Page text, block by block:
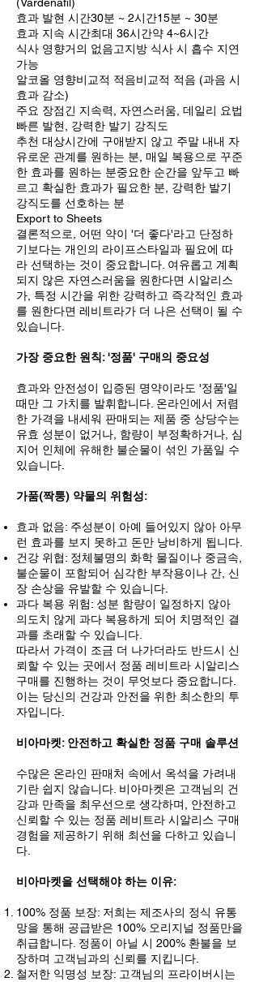
효과 발현 시간30분 ~ 2시간15분 ~ 30분
효과 지속 시간최대 36시간약 4~6시간
식사 영향거의 없음고지방 식사 시 흡수 지연
가능
알코올 영향비교적 적음비교적 적음 (과음 시
효과 감소)
주요 장점긴 지속력, 자연스러움, 데일리 요법
빠른 발현, 강력한 발기 강직도
추천 대상시간에 구애받지 않고 주말 내내 자
유로운 관계를 원하는 분, 매일 복용으로 꾸준
한 효과를 원하는 분중요한 순간을 앞두고 빠
르고 확실한 효과가 필요한 분, 강력한 발기
강직도를 선호하는 분
Export to Sheets
결론적으로, 어떤 약이 '더 좋다'라고 단정하
기보다는 개인의 라이프스타일과 필요에 따
라 선택하는 것이 중요합니다. 여유롭고 계획
되지 않은 자연스러움을 원한다면 시알리스
가, 특정 시간을 위한 강력하고 즉각적인 효과
를 원한다면 레비트라가 더 나은 선택이 될 수
있습니다.
가장 중요한 원칙: '정품' 구매의 중요성
효과와 안전성이 입증된 명약이라도 '정품'일
때만 그 가치를 발휘합니다. 온라인에서 저렴
한 가격을 내세워 판매되는 제품 중 상당수는
유효 성분이 없거나, 함량이 부정확하거나, 심
지어 인체에 유해한 불순물이 섞인 가품일 수
있습니다.
가품(짝퉁) 약물의 위험성:
효과 없음: 주성분이 아예 들어있지 않아 아무
런 효과를 보지 못하고 돈만 낭비하게 됩니다.
건강 위협: 정체불명의 화학 물질이나 중금속,
불순물이 포함되어 심각한 부작용이나 간, 신
장 손상을 유발할 수 있습니다.
과다 복용 위험: 성분 함량이 일정하지 않아
의도치 않게 과다 복용하게 되어 치명적인 결
과를 초래할 수 있습니다.
따라서 가격이 조금 더 나가더라도 반드시 신
뢰할 수 있는 곳에서 정품 레비트라 시알리스
구매를 진행하는 것이 무엇보다 중요합니다.
이는 당신의 건강과 안전을 위한 최소한의 투
자입니다.
비아마켓: 안전하고 확실한 정품 구매 솔루션
수많은 온라인 판매처 속에서 옥석을 가려내
기란 쉽지 않습니다. 비아마켓은 고객님의 건
강과 만족을 최우선으로 생각하며, 안전하고
신뢰할 수 있는 정품 레비트라 시알리스 구매
경험을 제공하기 위해 최선을 다하고 있습니
다.
비아마켓을 선택해야 하는 이유:
100% 정품 보장: 저희는 제조사의 정식 유통
망을 통해 공급받은 100% 오리지널 정품만을
취급합니다. 정품이 아닐 시 200% 환불을 보
장하며 고객님과의 신뢰를 지킵니다.
철저한 익명성 보장: 고객님의 프라이버시는